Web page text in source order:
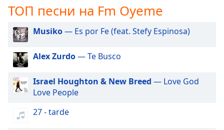
dialog
subtitles
off
selected
Audio
Track
Picture-
in-
Fullscreen
ТОП песни на Fm Oyeme
Musiko— Es por Fe (feat. Stefy Espinosa)
Alex Zurdo— Te Busco
Israel Houghton & New Breed — Love God
Love People
27 - tarde